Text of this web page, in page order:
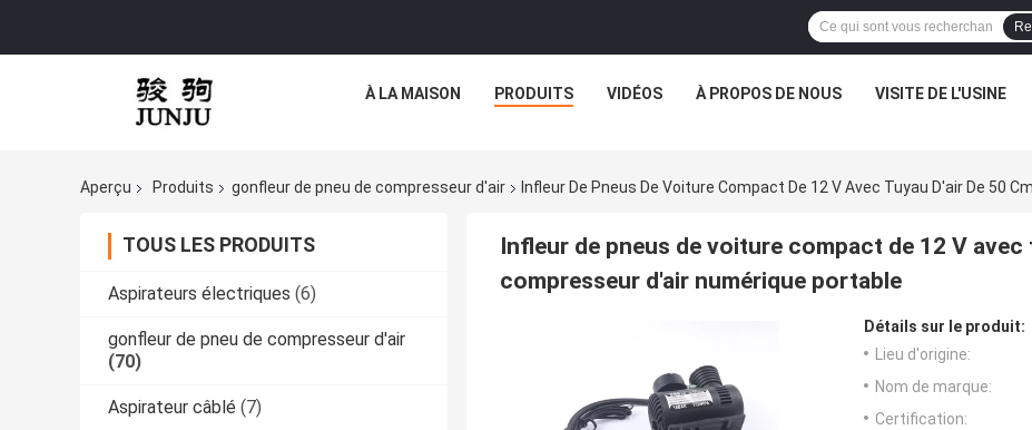
À LA MAISON PRODUITS VIDÉOS À PROPOS DE NOUS VISITE DE L'USINE
Aperçu Produits gonfleur de pneu de compresseur d'air Infleur De Pneus De Voiture Compact De 12 V Avec Tuyau D'air De 50
TOUS LES PRODUITS
Aspirateurs électriques (6)
gonfleur de pneu de compresseur d'air
(70)
Aspirateur câblé (7)
Infleur de pneus de voiture compact de 12 V avec
compresseur d'air numérique portable
Détails sur le produit:
Lieu d'origine:
Nom de marque:
Certification: